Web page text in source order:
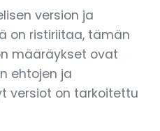
version ja
on ristiriitaa, tämän
määräykset ovat
ehtojen ja
versiot on tarkoitettu